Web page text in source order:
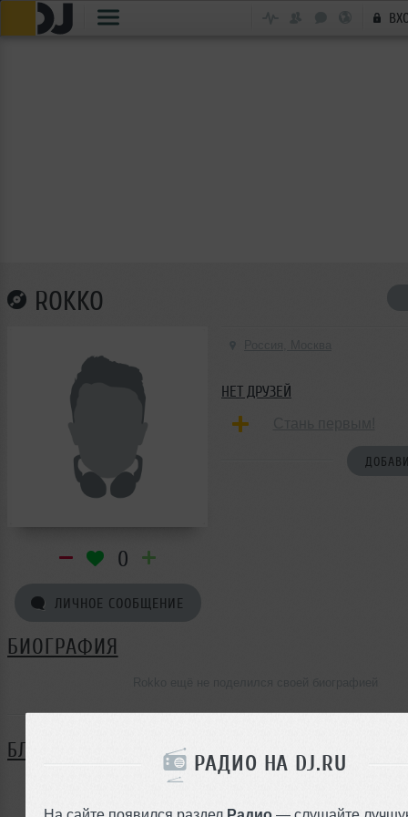
РАДИО НА DJ.RU
На сайте появился раздел Радио — слушайте
ROKKO
0
ЛИЧНОЕ СООБЩЕНИЕ
НЕТ ДРУЗЕЙ
БИОГРАФИЯ
БЛОГ